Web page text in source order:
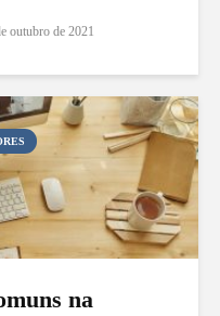
outubro de 2021
na